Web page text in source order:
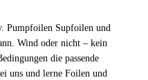
Pumpfoilen Supfoilen und
Wind oder nicht – kein
die passende
uns und lerne Foilen und